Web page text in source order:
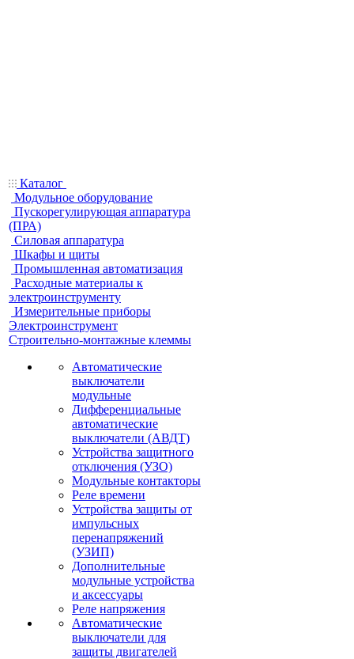
Каталог
Модульное оборудование
Пускорегулирующая аппаратура
(ПРА)
Силовая аппаратура
Шкафы и щиты
Промышленная автоматизация
Расходные материалы к
электроинструменту
Измерительные приборы
Электроинструмент
Строительно-монтажные клеммы
Автоматические
выключатели
модульные
Дифференциальные
автоматические
выключатели (АВДТ)
Устройства защитного
отключения (УЗО)
Модульные контакторы
Реле времени
Устройства защиты от
импульсных
перенапряжений
(УЗИП)
Дополнительные
модульные устройства
и аксессуары
Реле напряжения
Автоматические
выключатели для
защиты двигателей